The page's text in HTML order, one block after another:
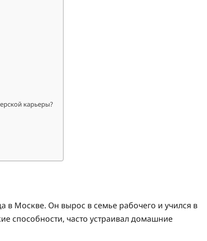
карьеры?
Москве. Он вырос в семье рабочего и учился в
способности, часто устраивал домашние